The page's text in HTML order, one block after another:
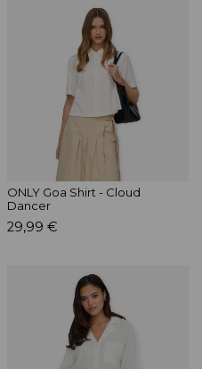
ONLY Goa Shirt - Cloud
Dancer
29,99 €